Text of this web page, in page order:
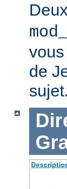
de
sujet.